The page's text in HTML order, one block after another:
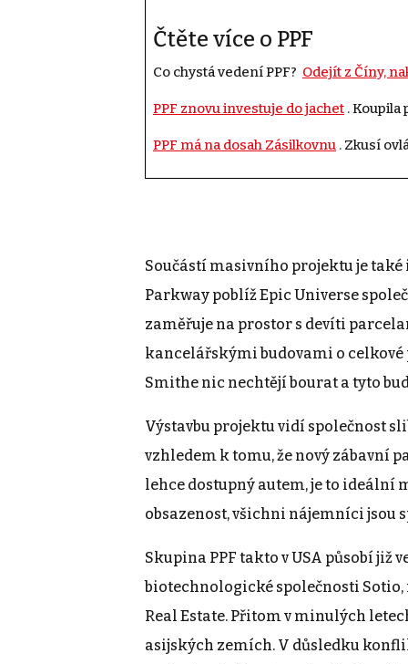
Čtěte více o PPF
Co chystá vedení PPF? Odejít z Číny,
PPF znovu investuje do jachet .
PPF má na dosah Zásilkovnu . Zkusí
Součástí masivního projektu je
Parkway poblíž Epic Universe
zaměřuje na prostor s devíti
kancelářskými budovami o
Smithe nic nechtějí bourat a tyto
Výstavbu projektu vidí společnost
vzhledem k tomu, že nový zábavní
lehce dostupný autem, je to ideální
obsazenost, všichni nájemníci jsou
Skupina PPF takto v USA působí již
biotechnologické společnosti Sotio,
Real Estate. Přitom v minulých
asijských zemích. V důsledku